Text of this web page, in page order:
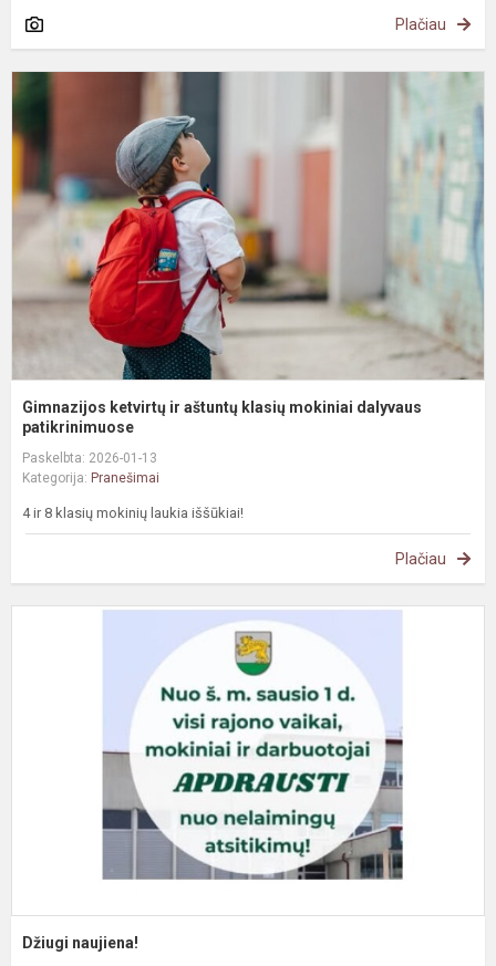
Plačiau
Gimnazijos ketvirtų ir aštuntų klasių mokiniai dalyvaus
patikrinimuose
Paskelbta: 2026-01-13
Kategorija: Pranešimai
4 ir 8 klasių mokinių laukia iššūkiai!
Plačiau
Džiugi naujiena!